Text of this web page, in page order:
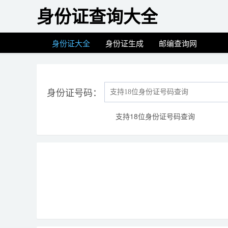
身份证查询大全
身份证大全 身份证生成 邮编查询网
身份证号码：
支持18位身份证号码查询